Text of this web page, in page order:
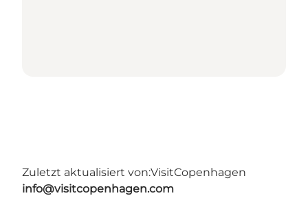
Zuletzt aktualisiert von:VisitCopenhagen
info@visitcopenhagen.com